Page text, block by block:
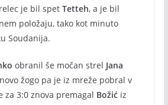
je bil spet Tetteh, a je bil
položaju, tako kot minuto
Soudanija.
obranil še močan strel Jana
žogo pa je iz mreže pobral v
za 3:0 znova premagal Božićiz